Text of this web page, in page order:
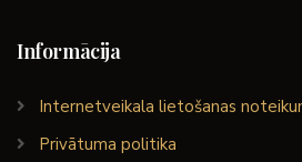
Informācija
Internetveikala lietošanas
Privātuma politika